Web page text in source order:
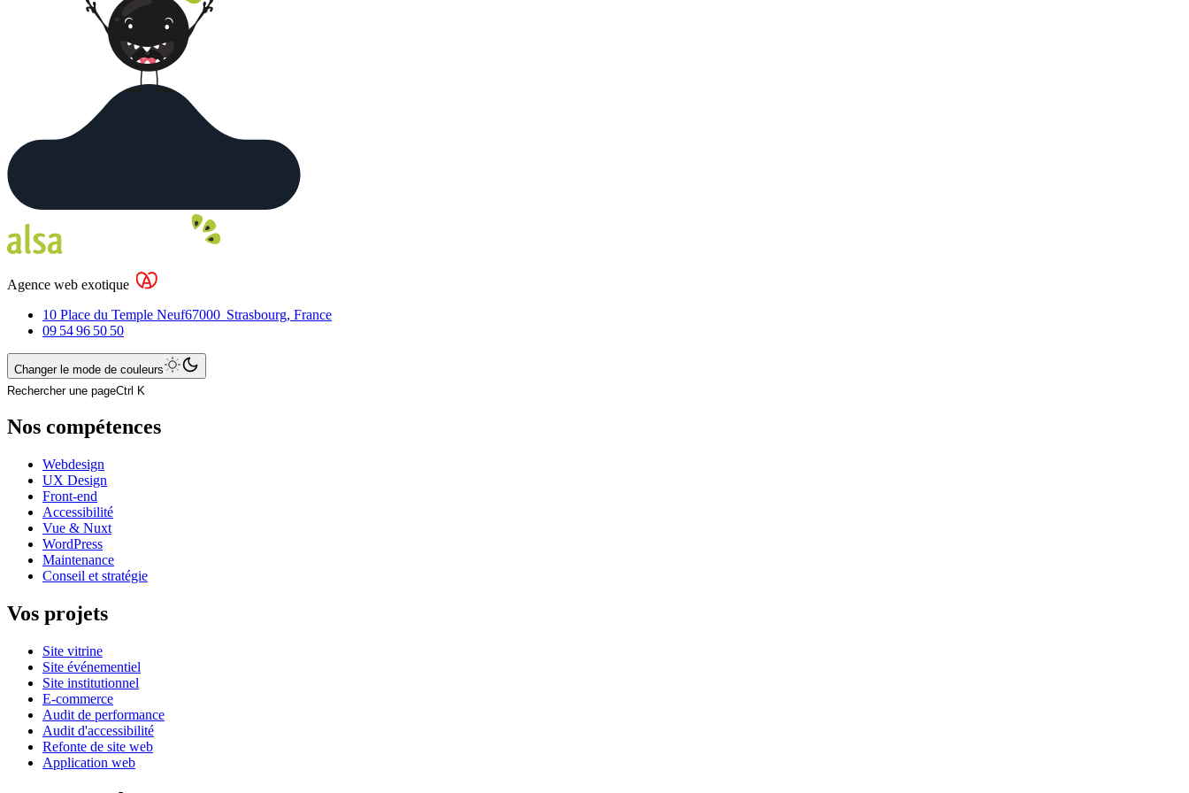
Agence web exotique
10 Place du Temple Neuf67000 Strasbourg, France
09 54 96 50 50
Changer le mode de couleurs
Rechercher une pageCtrl K
Nos compétences
Webdesign
UX Design
Front-end
Accessibilité
Vue & Nuxt
WordPress
Maintenance
Conseil et stratégie
Vos projets
Site vitrine
Site événementiel
Site institutionnel
E-commerce
Audit de performance
Audit d'accessibilité
Refonte de site web
Application web